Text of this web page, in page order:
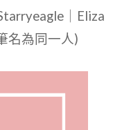
｜Eliza
名為同一人)